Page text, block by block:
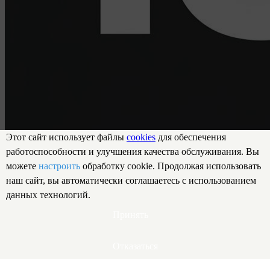
Этот сайт использует файлы cookies для обеспечения
работоспособности и улучшения качества обслуживания. Вы
можете настроить обработку cookie. Продолжая использовать
наш сайт, вы автоматически соглашаетесь с использованием
данных технологий.